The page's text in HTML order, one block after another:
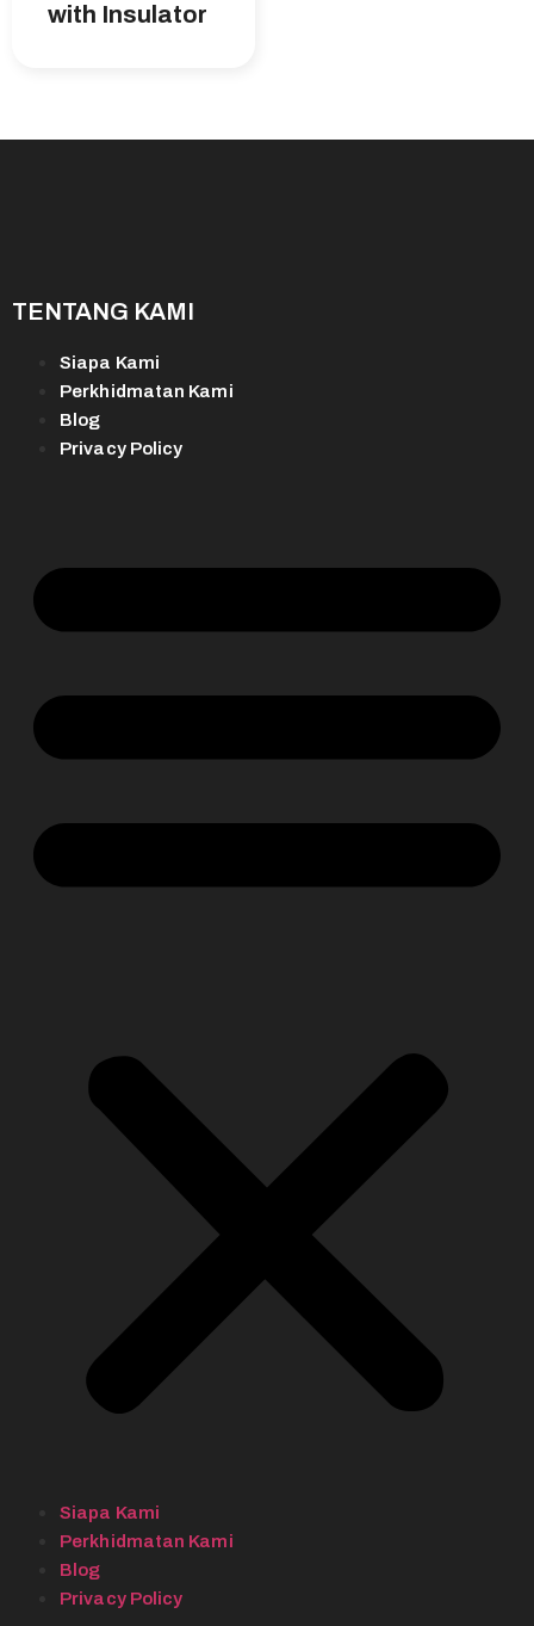
with Insulator
TENTANG KAMI
Siapa Kami
Perkhidmatan Kami
Blog
Privacy Policy
Siapa Kami
Perkhidmatan Kami
Blog
Privacy Policy